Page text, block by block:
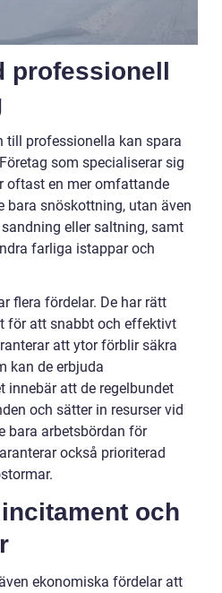
professionell
till professionella kan spara
som specialiserar sig
oftast en mer omfattande
snöskottning, utan även
eller saltning, samt
farliga istappar och
flera fördelar. De har rätt
för att snabbt och effektivt
att ytor förblir säkra
kan de erbjuda
innebär att de regelbundet
och sätter in resurser vid
bara arbetsbördan för
också prioriterad
och
ekonomiska fördelar att